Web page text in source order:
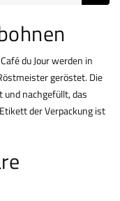
du Jour werden in
geröstet. Die
nachgefüllt, das
der Verpackung ist